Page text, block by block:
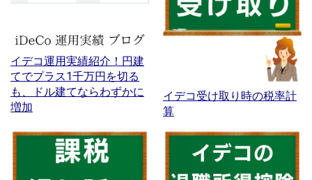
イデコ運用実績紹介！円建
てでプラス1千万円を切る
も、ドル建てならわずかに
増加
イデコ受け取り時の税率計
算